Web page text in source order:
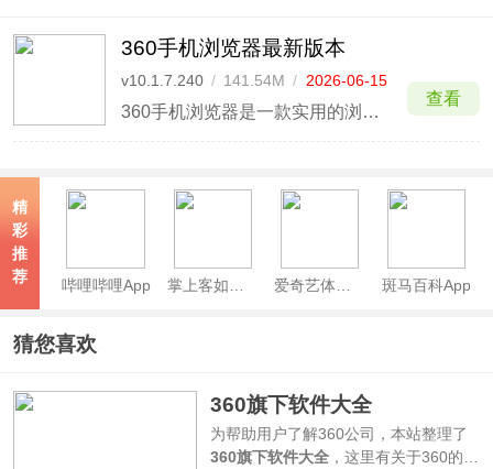
360手机浏览器最新版本
v10.1.7.240 / 141.54M / 2026-06-15
360手机浏览器是一款实用的浏览器软件。其拥有十分强大的功能，下载文件安全扫描、恶意网站拦截提醒、上网环境检测，网购被骗还能获得万元赔付。除此之外，全新的360手机浏览器最新版本中独创0秒启动技术，没有开机等待，点击图标即可使用，想要啥马上就有啥。
查看
精
彩
推
荐
哔哩哔哩App 斑马百科App
猜您喜欢
360旗下软件大全
为帮助用户了解360公司，本站整理了
360旗下软件大全 ，这里有关于360的各